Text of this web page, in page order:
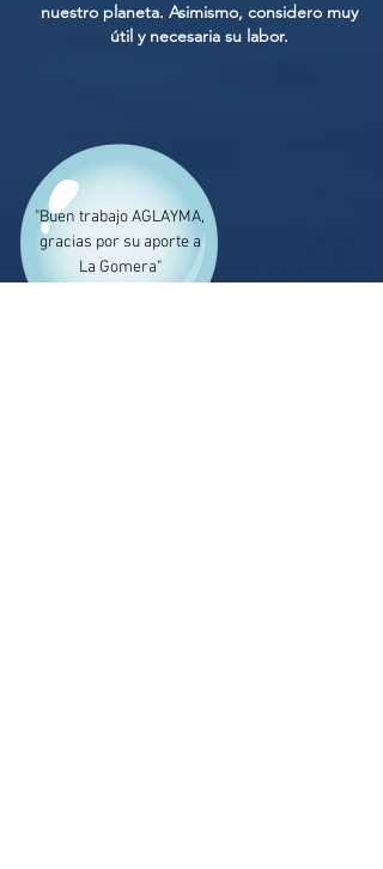
nuestro planeta. Asimismo, considero muy
útil y necesaria su labor.
"Buen trabajo AGLAYMA,
gracias por su aporte a
La Gomera"